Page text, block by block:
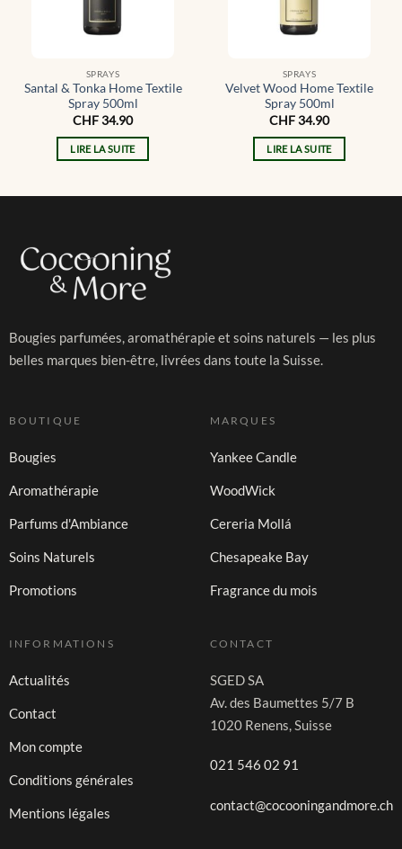
SPRAYS
Santal & Tonka Home Textile
Spray 500ml
CHF34.90
LIRE LA SUITE
SPRAYS
Velvet Wood Home Textile
Spray 500ml
CHF34.90
LIRE LA SUITE
Bougies parfumées, aromathérapie et soins naturels — les plus
belles marques bien-être, livrées dans toute la Suisse.
BOUTIQUE
Bougies
Aromathérapie
Parfums d'Ambiance
Soins Naturels
Promotions
MARQUES
Yankee Candle
WoodWick
Cereria Mollá
Chesapeake Bay
Fragrance du mois
INFORMATIONS
Actualités
Contact
Mon compte
Conditions générales
Mentions légales
CONTACT
SGED SA
Av. des Baumettes 5/7 B
1020 Renens, Suisse
021 546 02 91
contact@cocooningandmore.ch